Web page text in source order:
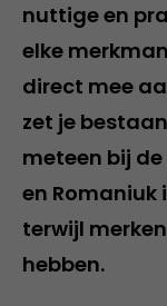
nuttige en
elke
direct mee
zet je
meteen bij
en Romaniuk
terwijl
hebben.